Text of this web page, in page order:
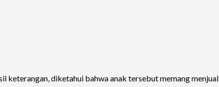
keterangan, diketahui bahwa anak tersebut memang menjual